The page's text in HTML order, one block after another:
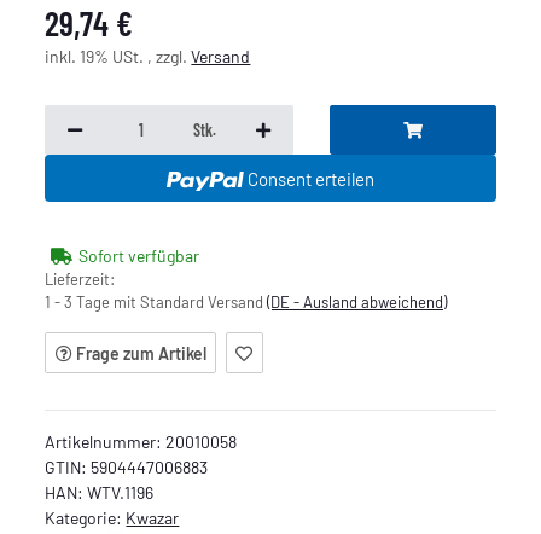
29,74 €
inkl. 19% USt. , zzgl.Versand
Stk.
Consent erteilen
Sofort verfügbar
Lieferzeit:
1 - 3 Tage mit Standard Versand(DE - Ausland abweichend)
Frage zum Artikel
Artikelnummer:20010058
GTIN: 5904447006883
HAN: WTV.1196
Kategorie: Kwazar